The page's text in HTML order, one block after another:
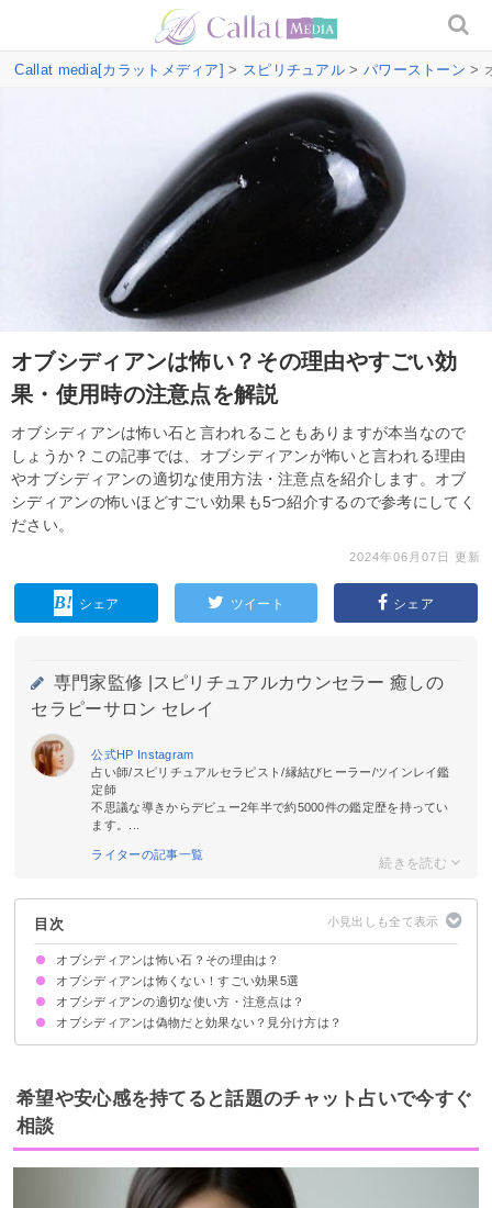
Callat media[カラットメディア] > スピリチュアル > パワーストーン >
オブシディアンは怖い？その理由やすごい効
果・使用時の注意点を解説
オブシディアンは怖い石と言われることもありますが本当なので
しょうか？この記事では、オブシディアンが怖いと言われる理由
やオブシディアンの適切な使用方法・注意点を紹介します。オブ
シディアンの怖いほどすごい効果も5つ紹介するので参考にしてく
ださい。
2024年06月07日 更新
シェア ツイート シェア
専門家監修 |
スピリチュアルカウンセラー 癒しの
セラピーサロン セレイ
公式HP Instagram
占い師/スピリチュアルセラピスト/縁結びヒーラー/ツインレイ鑑
定師
不思議な導きからデビュー2年半で約5000件の鑑定歴を持ってい
ます。...
ライターの記事一覧
目次
オブシディアンは怖い石？その理由は？
①パワーが強く好転反応が起こることもあるから
②持つ人を選ぶとされているから
③色が真っ黒で負の印象を与えるから
④過去に呪術に使われていた
オブシディアンは怖くない！すごい効果5選
①悪縁を断ち切れる
②ネガティブ思考を変える
③恋のライバルに勝つ
④魔を避ける
⑤災難から守る
オブシディアンの適切な使い方・注意点は？
浄化してから使う
合わないと感じたら使用をやめる
右手につけるほうが良いとされている
相性のいい石と併用する
プレゼントでは贈らない方がいい
オブシディアンは偽物だと効果ない？見分け方は？
希望や安心感を持てると話題のチャット占いで今すぐ
相談